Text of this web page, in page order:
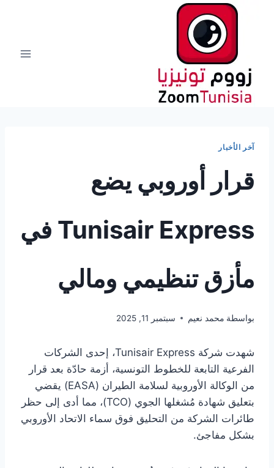
آخر الأخبار
قرار أوروبي يضع
Tunisair Express في
مأزق تنظيمي ومالي
بواسطة محمد نعيم سبتمبر 11, 2025
شهدت شركة Tunisair Express، إحدى الشركات
الفرعية التابعة للخطوط التونسية، أزمة حادّة بعد قرار
من الوكالة الأوروبية لسلامة الطيران (EASA) يقضي
بتعليق شهادة مُشغلها الجوي (TCO)، مما أدى إلى حظر
طائرات الشركة من التحليق فوق سماء الاتحاد الأوروبي
بشكل مفاجئ.